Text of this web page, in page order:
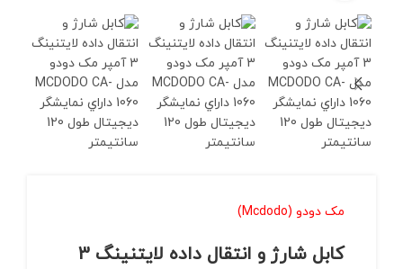
مک دودو (Mcdodo)
کابل شارژ و انتقال داده لایتنینگ 3